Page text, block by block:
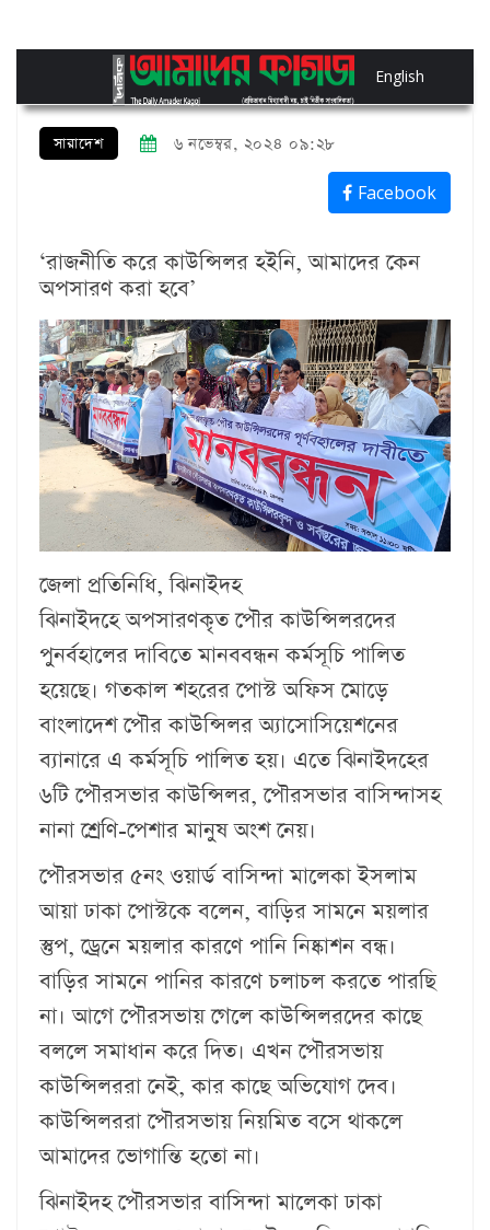
English
সারাদেশ ৬ নভেম্বর, ২০২৪ ০৯:২৮
Facebook
‘রাজনীতি করে কাউন্সিলর হইনি, আমাদের কেন
অপসারণ করা হবে’
জেলা প্রতিনিধি, ঝিনাইদহ
ঝিনাইদহে অপসারণকৃত পৌর কাউন্সিলরদের
পুনর্বহালের দাবিতে মানববন্ধন কর্মসূচি পালিত
হয়েছে। গতকাল শহরের পোস্ট অফিস মোড়ে
বাংলাদেশ পৌর কাউন্সিলর অ্যাসোসিয়েশনের
ব্যানারে এ কর্মসূচি পালিত হয়। এতে ঝিনাইদহের
৬টি পৌরসভার কাউন্সিলর, পৌরসভার বাসিন্দাসহ
নানা শ্রেণি-পেশার মানুষ অংশ নেয়।
পৌরসভার ৫নং ওয়ার্ড বাসিন্দা মালেকা ইসলাম
আয়া ঢাকা পোস্টকে বলেন, বাড়ির সামনে ময়লার
স্তুপ, ড্রেনে ময়লার কারণে পানি নিষ্কাশন বন্ধ।
বাড়ির সামনে পানির কারণে চলাচল করতে পারছি
না। আগে পৌরসভায় গেলে কাউন্সিলরদের কাছে
বললে সমাধান করে দিত। এখন পৌরসভায়
কাউন্সিলররা নেই, কার কাছে অভিযোগ দেব।
কাউন্সিলররা পৌরসভায় নিয়মিত বসে থাকলে
আমাদের ভোগান্তি হতো না।
ঝিনাইদহ পৌরসভার বাসিন্দা মালেকা ঢাকা